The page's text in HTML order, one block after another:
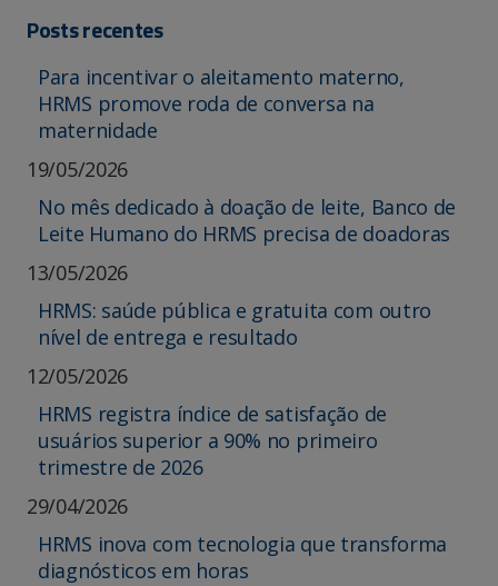
Posts recentes
Para incentivar o aleitamento materno,
HRMS promove roda de conversa na
maternidade
19/05/2026
No mês dedicado à doação de leite, Banco de
Leite Humano do HRMS precisa de doadoras
13/05/2026
HRMS: saúde pública e gratuita com outro
nível de entrega e resultado
12/05/2026
HRMS registra índice de satisfação de
usuários superior a 90% no primeiro
trimestre de 2026
29/04/2026
HRMS inova com tecnologia que transforma
diagnósticos em horas